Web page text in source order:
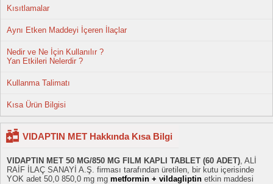
Kısıtlamalar
Aynı Etken Maddeyi İçeren İlaçlar
Nedir ve Ne İçin Kullanılır ?
Yan Etkileri Nelerdir ?
Kullanma Talimatı
Kısa Ürün Bilgisi
VIDAPTIN MET Hakkında Kısa Bilgi
VIDAPTIN MET 50 MG/850 MG FILM KAPLI TABLET (60 ADET), ALİ
RAİF İLAÇ SANAYİ A.Ş. firması tarafından üretilen, bir kutu içerisinde
YOK adet 50,0 850,0 mg mg metformin + vildagliptin etkin maddesi